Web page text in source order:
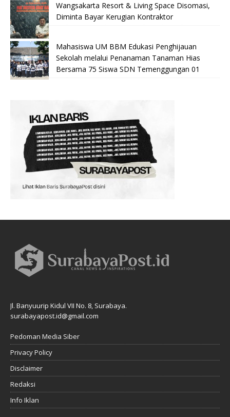
Wangsakarta Resort & Living Space Disomasi,
Diminta Bayar Kerugian Kontraktor
Mahasiswa UM BBM Edukasi Penghijauan
Sekolah melalui Penanaman Tanaman Hias
Bersama 75 Siswa SDN Temenggungan 01
Jl. Banyuurip Kidul VII No. 8, Surabaya.
surabayapost.id@gmail.com
Pedoman Media Siber
Privacy Policy
Disclaimer
Redaksi
Info Iklan